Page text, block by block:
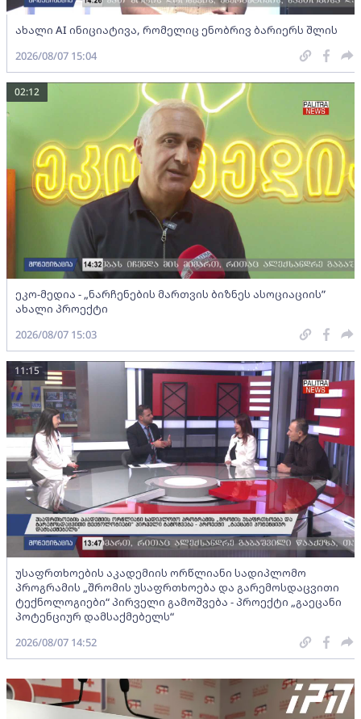
ახალი AI ინიციატივა, რომელიც ენობრივ ბარიერს შლის
2026/08/07 15:04
ეკო-მედია - „ნარჩენების მართვის ბიზნეს ასოციაციის”
ახალი პროექტი
02:12
2026/08/07 15:03
უსაფრთხოების აკადემიის ორწლიანი სადიპლომო
პროგრამის „შრომის უსაფრთხოება და გარემოსდაცვითი
ტექნოლოგიები“ პირველი გამოშვება - პროექტი „გაეცანი
პოტენციურ დამსაქმებელს“
11:15
2026/08/07 14:52